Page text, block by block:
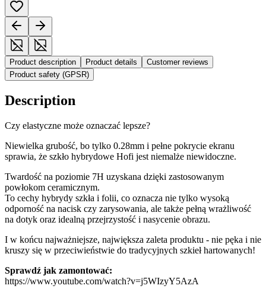
Product description Product details
Customer reviews
Product safety (GPSR)
Description
Czy elastyczne może oznaczać lepsze?
Niewielka grubość, bo tylko 0.28mm i pełne pokrycie ekranu
sprawia, że szkło hybrydowe Hofi jest niemalże niewidoczne.
Twardość na poziomie 7H uzyskana dzięki zastosowanym
powłokom ceramicznym.
To cechy hybrydy szkła i folii, co oznacza nie tylko wysoką
odporność na nacisk czy zarysowania, ale także pełną wrażliwość
na dotyk oraz idealną przejrzystość i nasycenie obrazu.
I w końcu najważniejsze, największa zaleta produktu - nie pęka i nie
kruszy się w przeciwieństwie do tradycyjnych szkieł hartowanych!
Sprawdź jak zamontować:
https://www.youtube.com/watch?v=j5WIzyY5AzA